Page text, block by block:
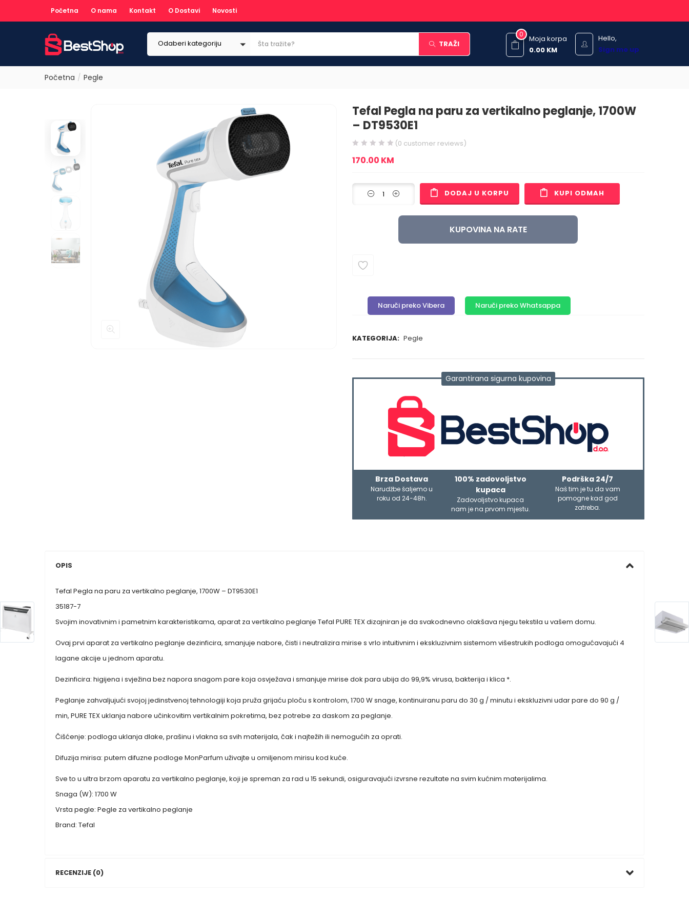
Početna O nama Kontakt O Dostavi Novosti
Odaberi kategoriju TRAŽI
Hello,
Sign me up
0
Moja korpa
0.00 KM
Početna Pegle
Tefal Pegla na paru za vertikalno peglanje, 1700W
– DT9530E1
(0 customer reviews)
170.00 KM
DODAJ U KORPU KUPI ODMAH
KUPOVINA NA RATE
Naruči preko Vibera Naruči preko Whatsappa
KATEGORIJA: Pegle
Garantirana sigurna kupovina
Brza Dostava
Narudžbe šaljemo u
roku od 24-48h.
100% zadovoljstvo
kupaca
Zadovoljstvo kupaca
nam je na prvom mjestu.
Podrška 24/7
Naš tim je tu da vam
pomogne kad god
zatreba.
OPIS
Tefal Pegla na paru za vertikalno peglanje, 1700W – DT9530E1
35187-7
Svojim inovativnim i pametnim karakteristikama, aparat za vertikalno peglanje Tefal PURE TEX dizajniran je da svakodnevno olakšava njegu tekstila u vašem domu.
Ovaj prvi aparat za vertikalno peglanje dezinficira, smanjuje nabore, čisti i neutralizira mirise s vrlo intuitivnim i ekskluzivnim sistemom višestrukih podloga omogućavajući 4
lagane akcije u jednom aparatu.
Dezinficira: higijena i svježina bez napora snagom pare koja osvježava i smanjuje mirise dok para ubija do 99,9% virusa, bakterija i klica *.
Peglanje zahvaljujući svojoj jedinstvenoj tehnologiji koja pruža grijaću ploču s kontrolom, 1700 W snage, kontinuiranu paru do 30 g / minutu i ekskluzivni udar pare do 90 g /
min, PURE TEX uklanja nabore učinkovitim vertikalnim pokretima, bez potrebe za daskom za peglanje.
Čišćenje: podloga uklanja dlake, prašinu i vlakna sa svih materijala, čak i najtežih ili nemogućih za oprati.
Difuzija mirisa: putem difuzne podloge MonParfum uživajte u omiljenom mirisu kod kuće.
Sve to u ultra brzom aparatu za vertikalno peglanje, koji je spreman za rad u 15 sekundi, osiguravajući izvrsne rezultate na svim kućnim materijalima.
Snaga (W): 1700 W
Vrsta pegle: Pegle za vertikalno peglanje
Brand: Tefal
RECENZIJE (0)